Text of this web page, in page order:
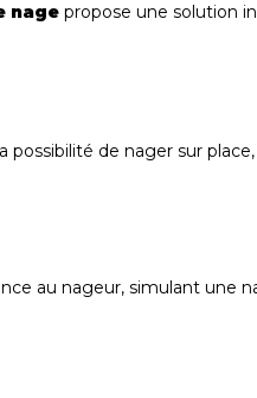
nage propose une solution
de nager sur
au nageur, simulant une